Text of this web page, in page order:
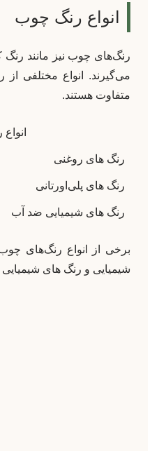
انواع رنگ چوب
رنگ‌های چوب نیز مانند رنگ
می‌گیرند. انواع مختلفی
متفاوت هستند.
رنگ های روغنی
رنگ های پلی‌اورتانی
رنگ های شیمیایی ضد آب
برخی از انواع رنگ‌های
شیمیایی و رنگ های